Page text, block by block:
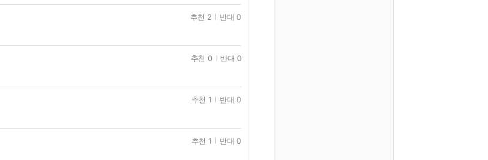
추천 2 반대 0
추천 0 반대 0
추천 1 반대 0
추천 1 반대 0